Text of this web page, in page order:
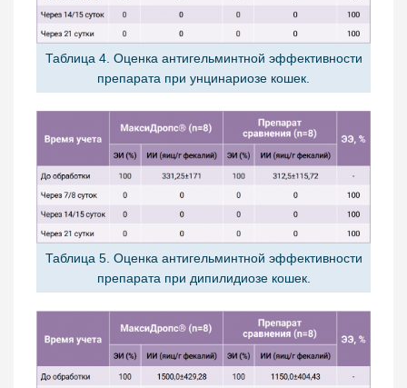
Таблица 4. Оценка антигельминтной эффективности
препарата при унцинариозе кошек.
Таблица 5. Оценка антигельминтной эффективности
препарата при дипилидиозе кошек.